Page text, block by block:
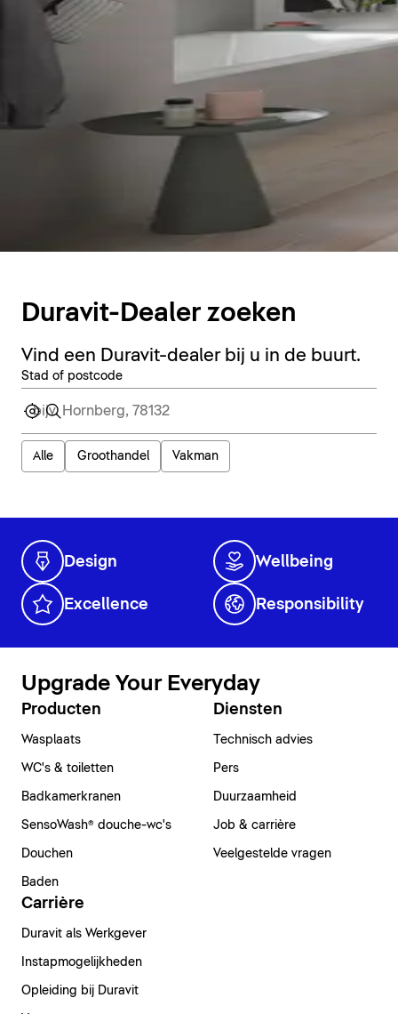
Duravit-Dealer zoeken
Vind een Duravit-dealer bij u in de buurt.
Stad of postcode
Alle Groothandel Vakman
Design Wellbeing
Excellence Responsibility
Upgrade Your Everyday
Producten
Wasplaats
WC's & toiletten
Badkamerkranen
SensoWash® douche-wc's
Douchen
Baden
Diensten
Technisch advies
Pers
Duurzaamheid
Job & carrière
Veelgestelde vragen
Carrière
Duravit als Werkgever
Instapmogelijkheden
Opleiding bij Duravit